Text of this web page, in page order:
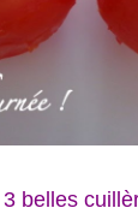
3belles